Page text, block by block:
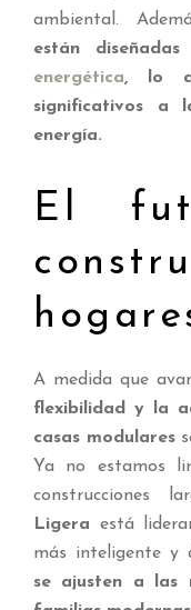
ambiental.
están
energética, lo
significativos a
energía.
El
A medida que
flexibilidad y la
casas modulares
Ya no estamos
construcciones
Ligera está
más inteligente y
se ajusten a las